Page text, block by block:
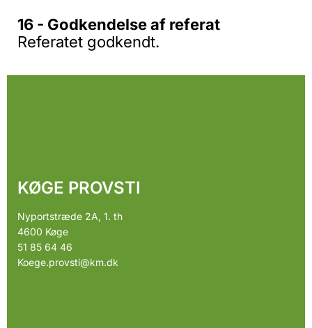
16 - Godkendelse af referat
Referatet godkendt.
KØGE PROVSTI
Nyportstræde 2A, 1. th
4600 Køge
51 85 64 46
Koege.provsti@km.dk